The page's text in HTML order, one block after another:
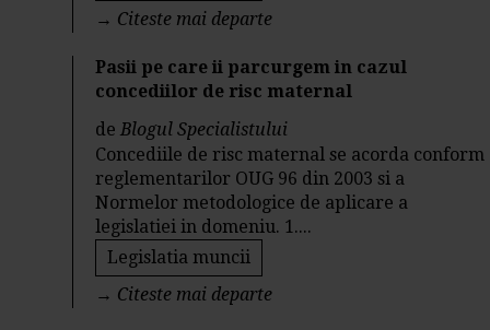
→ Citeste mai departe
Pasii pe care ii parcurgem in cazul
concediilor de risc maternal
deBlogul Specialistului
Concediile de risc maternal se acorda conform
reglementarilor OUG 96 din 2003 si a
Normelor metodologice de aplicare a
legislatiei in domeniu. 1....
Legislatia muncii
→ Citeste mai departe